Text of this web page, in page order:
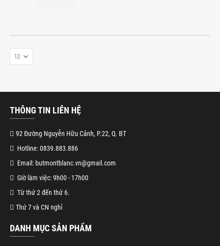
THÔNG TIN LIÊN HỆ
92 Đường Nguyễn Hữu Cảnh, P.22, Q. BT
Hotline: 0839.883.886
Email: butmontblanc.vn@gmail.com
Giờ làm việc: 9h00 - 17h00
Từ thứ 2 đến thứ 6.
Thứ 7 và CN nghỉ
DANH MỤC SẢN PHẨM